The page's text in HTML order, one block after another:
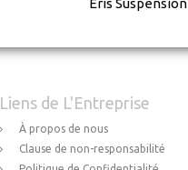
Eris Suspension
Liens de L'Entreprise
À propos de nous
Clause de non-responsabilité